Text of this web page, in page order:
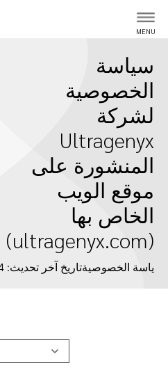
MENU
سياسة
الخصوصية
لشركة
Ultragenyx
المنشورة على
موقع الويب
الخاص بها
(ultragenyx.com)
ياسة الخصوصيةتاريخ آخر تحديث: 14 فبراير 2024هـ